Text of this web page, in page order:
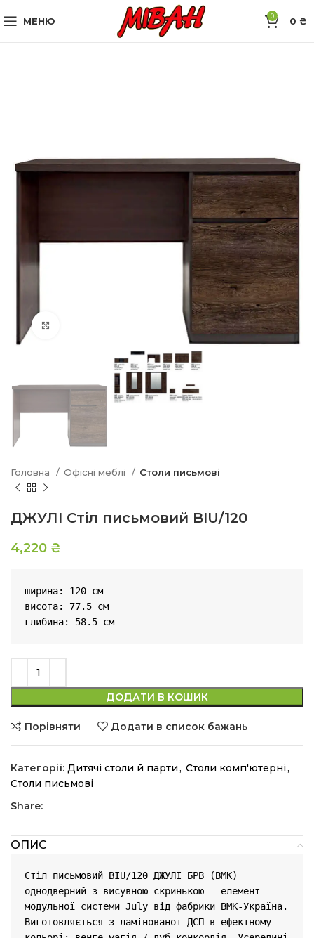
МЕНЮ 0 0 ₴
Натисніть, щоб збільшити
Головна Офісні меблі Столи письмові
ДЖУЛІ Стіл письмовий BIU/120
4,220 ₴
ширина: 120 см
висота: 77.5 см
глибина: 58.5 см
ДОДАТИ В КОШИК
Порівняти Додати в список бажань
Категорії: Дитячі столи й парти, Столи комп'ютерні,
Столи письмові
Share:
ОПИС
Стіл письмовий BIU/120 ДЖУЛІ БРВ (ВМК)
однодверний з висувною скринькою – елемент
модульної системи July від фабрики ВМК-Україна.
Виготовляється з ламінованої ДСП в ефектному